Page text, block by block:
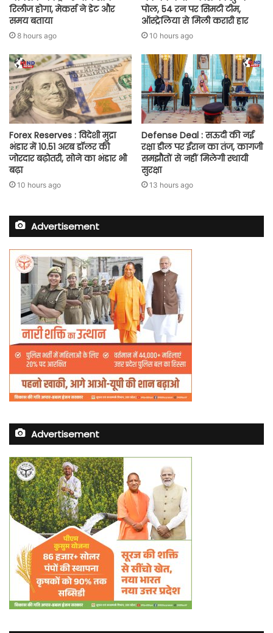
रिलीज होगा, मेकर्स ने डेट और
समय बताया
8 hours ago
पोल, 54 रन पर सिमटी टीम,
ऑस्ट्रेलिया से मिली करारी हार
10 hours ago
Forex Reserves : विदेशी मुद्रा
भंडार में 10.51 अरब डॉलर की
जोरदार बढ़ोतरी, सोने का भंडार भी
बढ़ा
10 hours ago
Defense Deal : सऊदी की नई
रक्षा डील पर ईरान का तंज, कागजी
समझौतों से नहीं मिलेगी स्थायी
सुरक्षा
13 hours ago
Advertisement
Advertisement